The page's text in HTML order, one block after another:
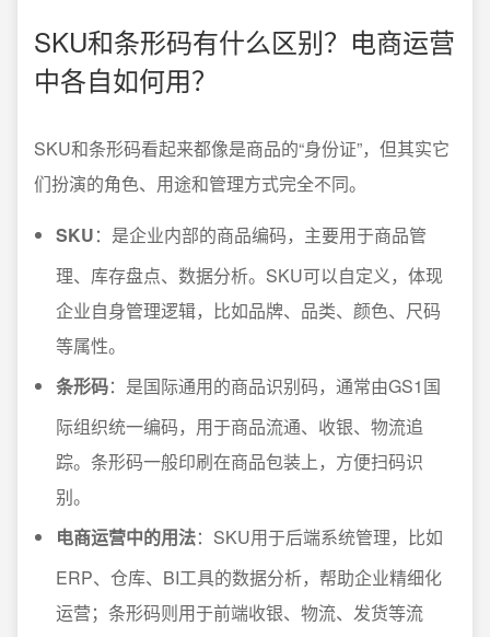
SKU和条形码有什么区别？电商运营
中各自如何用？
SKU和条形码看起来都像是商品的“身份证”，但其实它
们扮演的角色、用途和管理方式完全不同。
SKU：是企业内部的商品编码，主要用于商品管
理、库存盘点、数据分析。SKU可以自定义，体现
企业自身管理逻辑，比如品牌、品类、颜色、尺码
等属性。
条形码：是国际通用的商品识别码，通常由GS1国
际组织统一编码，用于商品流通、收银、物流追
踪。条形码一般印刷在商品包装上，方便扫码识
别。
电商运营中的用法：SKU用于后端系统管理，比如
ERP、仓库、BI工具的数据分析，帮助企业精细化
运营；条形码则用于前端收银、物流、发货等流